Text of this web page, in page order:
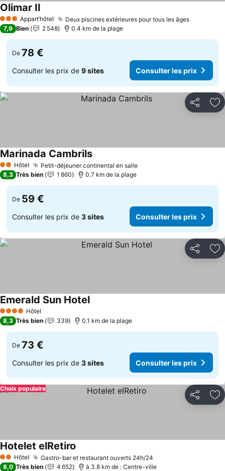
3 ÉtoilesAppart’hôtel Deux piscines extérieures pour tous les âges
Olimar II
7,9 Bien 2 548 0.4 km de la plage
De 78 €
Consulter les prix de 9 sites Consulter les prix
Partager
2 Étoiles
Hôtel Petit-déjeuner continental en salleConsulter les prix
Marinada CambrilsConsulter les prix
8,3 Très bien 1 860 0.7 km de la plage
De 59 €
Consulter les prix de 3 sites Consulter les prix
Partager
4 Étoiles Hôtel
Emerald Sun HotelConsulter les prix
8,3 Très bien 339 0.1 km de la plage
De 73 €
Consulter les prix de 3 sites Consulter les prix
Partager
Choix populaire
2 Étoiles
Hôtel Gastro-bar et restaurant ouverts 24h/24
Hotelet elRetiro
8,0 Très bien 4 652 à 3.8 km de : Centre-ville